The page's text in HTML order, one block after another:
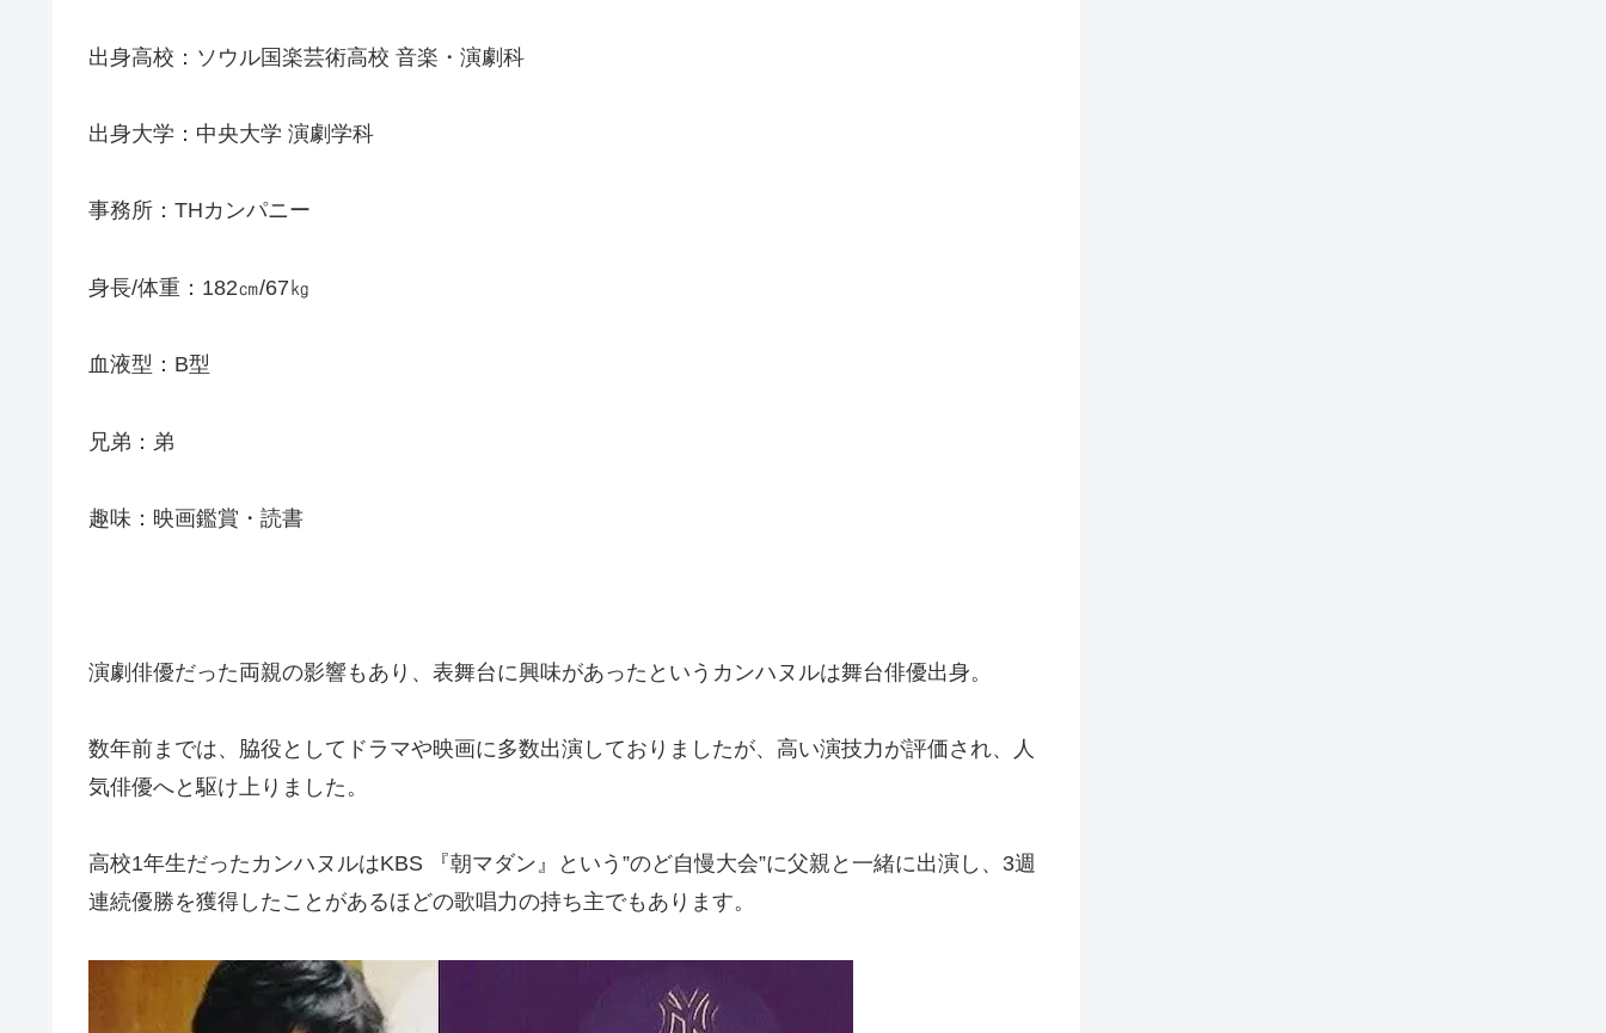
出身高校：ソウル国楽芸術高校 音楽・演劇科
出身大学：中央大学 演劇学科
事務所：THカンパニー
身長/体重：182㎝/67㎏
血液型：B型
兄弟：弟
趣味：映画鑑賞・読書
演劇俳優だった両親の影響もあり、表舞台に興味があったというカンハヌルは舞台俳優出身。
数年前までは、脇役としてドラマや映画に多数出演しておりましたが、高い演技力が評価され、人
気俳優へと駆け上りました。
高校1年生だったカンハヌルはKBS 『朝マダン』という”のど自慢大会”に父親と一緒に出演し、3週
連続優勝を獲得したことがあるほどの歌唱力の持ち主でもあります。